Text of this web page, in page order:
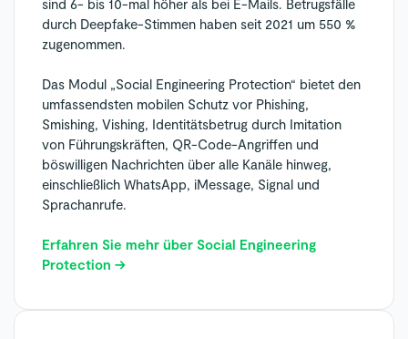
sind 6- bis 10-mal höher als bei E-Mails. Betrugsfälle
durch Deepfake-Stimmen haben seit 2021 um 550 %
zugenommen.
Das Modul „Social Engineering Protection“ bietet den
umfassendsten mobilen Schutz vor Phishing,
Smishing, Vishing, Identitätsbetrug durch Imitation
von Führungskräften, QR-Code-Angriffen und
böswilligen Nachrichten über alle Kanäle hinweg,
einschließlich WhatsApp, iMessage, Signal und
Sprachanrufe.
Erfahren Sie mehr über Social Engineering
Protection →